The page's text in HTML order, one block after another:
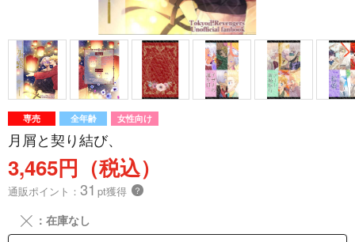
専売 全年齢 女性向け
月屑と契り結び、
3,465円（税込）
通販ポイント： 31 pt獲得 ？
╳ ：在庫なし